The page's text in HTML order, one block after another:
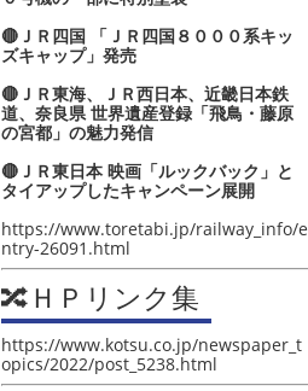
🔴ＪＲ四国 「ＪＲ四国８０００系キッ
ズキャップ」発売
🔴ＪＲ東海、ＪＲ西日本、近畿日本鉄
道、奈良県 世界遺産登録「飛鳥・藤原
の宮都」の魅力発信
🔴ＪＲ東日本 映画「ルックバック」と
タイアップしたキャンペーン展開
https://www.toretabi.jp/railway_info/e
ntry-26091.html
🔀ＨＰリンク集
https://www.kotsu.co.jp/newspaper_t
opics/2022/post_5238.html